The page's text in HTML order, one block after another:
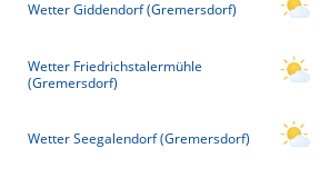
Wetter Giddendorf (Gremersdorf)
Wetter Friedrichstalermühle
(Gremersdorf)
Wetter Seegalendorf (Gremersdorf)